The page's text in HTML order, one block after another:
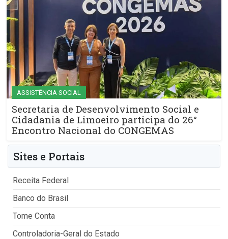
ASSISTÊNCIA SOCIAL
Secretaria de Desenvolvimento Social e
Cidadania de Limoeiro participa do 26°
Encontro Nacional do CONGEMAS
Sites e Portais
Receita Federal
Banco do Brasil
Tome Conta
Controladoria-Geral do Estado